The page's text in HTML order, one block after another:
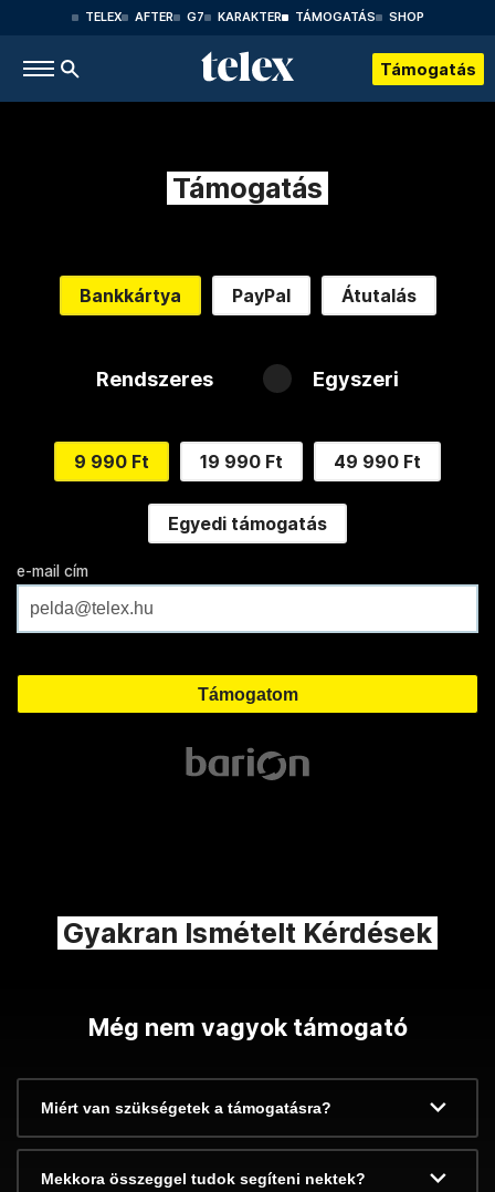
TELEX AFTER G7 KARAKTER TÁMOGATÁS SHOP
Támogatás
Támogatás
Bankkártya PayPal Átutalás
Rendszeres Egyszeri
9 990 Ft 19 990 Ft 49 990 Ft
Egyedi támogatás
e-mail cím
Gyakran Ismételt Kérdések
Még nem vagyok támogató
Miért van szükségetek a támogatásra?
Mekkora összeggel tudok segíteni nektek?